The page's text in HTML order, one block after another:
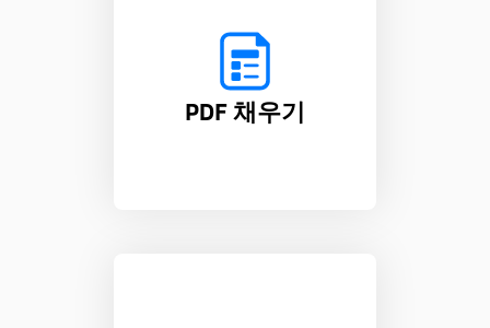
PDF 채우기